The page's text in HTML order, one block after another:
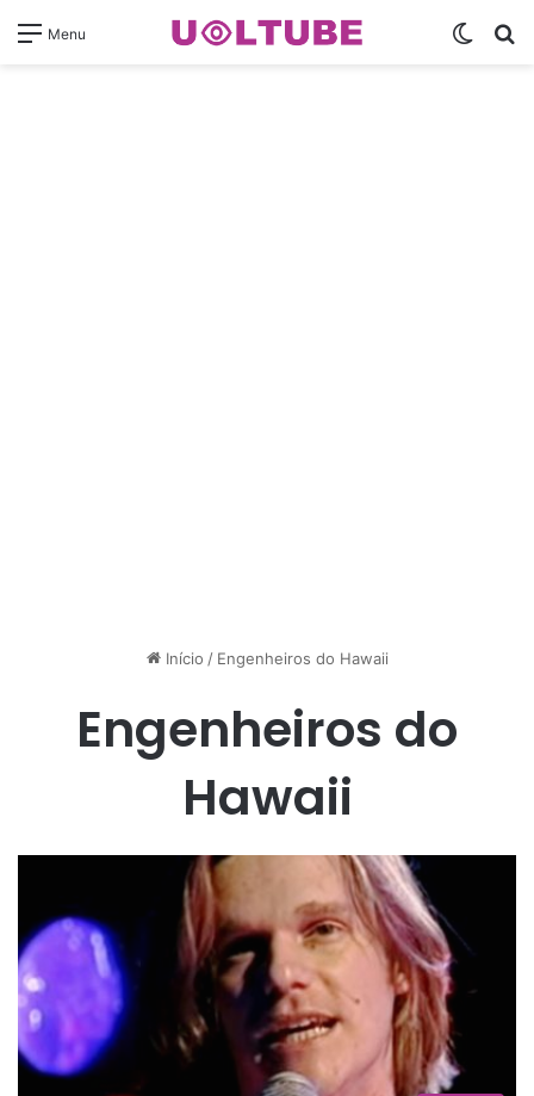
Menu
Início / Engenheiros do Hawaii
Engenheiros do
Hawaii